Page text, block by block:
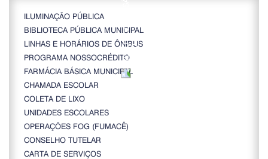
ILUMINAÇÃO PÚBLICA
BIBLIOTECA PÚBLICA MUNICIPAL
LINHAS E HORÁRIOS DE ÔNIBUS
PROGRAMA NOSSOCRÉDITO
FARMÁCIA BÁSICA MUNICIPAL
CHAMADA ESCOLAR
COLETA DE LIXO
UNIDADES ESCOLARES
OPERAÇÕES FOG (FUMACÊ)
CONSELHO TUTELAR
CARTA DE SERVIÇOS